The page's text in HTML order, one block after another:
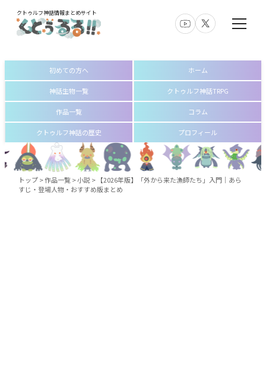
クトゥルフ神話情報まとめサイト
初めての方へ ホーム
神話生物一覧 クトゥルフ神話TRPG
作品一覧 コラム
クトゥルフ神話の歴史 プロフィール
トップ>作品一覧>小説> 【2026年版】「外から来た漁師たち」入門｜あら
すじ・登場人物・おすすめ版まとめ